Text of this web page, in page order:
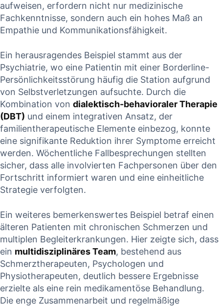
aufweisen, erfordern nicht nur medizinische⁣
Fachkenntnisse, sondern auch ein hohes Maß an
Empathie und ⁤Kommunikationsfähigkeit.
Ein herausragendes⁢ Beispiel stammt​ aus der
Psychiatrie, wo ⁣eine Patientin mit einer Borderline-
Persönlichkeitsstörung häufig die Station aufgrund
von Selbstverletzungen aufsuchte. Durch die
⁢Kombination von​ dialektisch-behavioraler Therapie
(DBT) und einem integrativen Ansatz, der
familientherapeutische Elemente einbezog, konnte
eine‌ signifikante Reduktion ihrer ⁤Symptome erreicht
werden. Wöchentliche Fallbesprechungen stellten
sicher, dass alle involvierten ⁤Fachpersonen über den⁤
Fortschritt informiert⁢ waren und eine einheitliche
Strategie verfolgten.
Ein weiteres bemerkenswertes⁢ Beispiel betraf einen
älteren Patienten mit chronischen Schmerzen ⁢und
multiplen‍ Begleiterkrankungen. Hier zeigte sich, dass
ein multidisziplinäres Team, bestehend aus
Schmerztherapeuten, Psychologen und⁤
Physiotherapeuten, deutlich​ bessere Ergebnisse‍
erzielte‌ als eine rein medikamentöse Behandlung.
‌Die enge Zusammenarbeit und ⁢regelmäßige